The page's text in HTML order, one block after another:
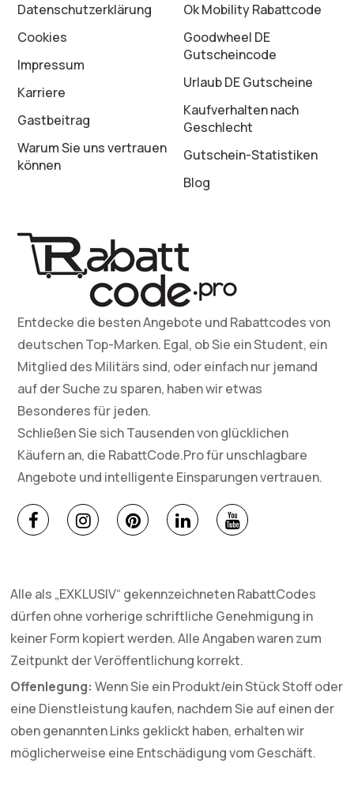
Datenschutz­erklärung
Cookies
Impressum
Karriere
Gastbeitrag
Warum Sie uns vertrauen
können
Ok Mobility Rabattcode
Goodwheel DE
Gutscheincode
Urlaub DE Gutscheine
Kaufverhalten nach
Geschlecht
Gutschein-Statistiken
Blog
Entdecke die besten Angebote und Rabattcodes von
deutschen Top-Marken. Egal, ob Sie ein Student, ein
Mitglied des Militärs sind, oder einfach nur jemand
auf der Suche zu sparen, haben wir etwas
Besonderes für jeden.
Schließen Sie sich Tausenden von glücklichen
Käufern an, die RabattCode.Pro für unschlagbare
Angebote und intelligente Einsparungen vertrauen.
Alle als „EXKLUSIV“ gekennzeichneten RabattCodes
dürfen ohne vorherige schriftliche Genehmigung in
keiner Form kopiert werden. Alle Angaben waren zum
Zeitpunkt der Veröffentlichung korrekt.
Offenlegung: Wenn Sie ein Produkt/ein Stück Stoff oder
eine Dienstleistung kaufen, nachdem Sie auf einen der
oben genannten Links geklickt haben, erhalten wir
möglicherweise eine Entschädigung vom Geschäft.